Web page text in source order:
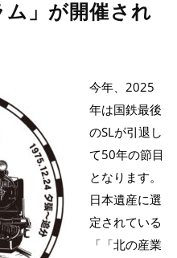
ム」が開催され
今年、2025
年は国鉄最後
のSLが引退し
て50年の節目
となります。
日本遺産に選
定されている
「「北の産業